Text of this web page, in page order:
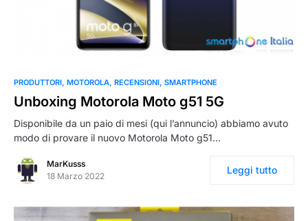
PRODUTTORI MOTOROLA RECENSIONI SMARTPHONE
Unboxing Motorola Moto g51 5G
Disponibile da un paio di mesi (qui l’annuncio) abbiamo avuto
modo di provare il nuovo Motorola Moto g51…
MarKusss
18 Marzo 2022
Leggi tutto